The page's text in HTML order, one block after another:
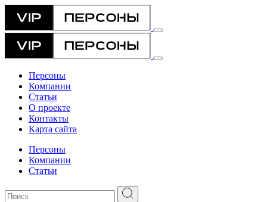
Персоны
Компании
Статьи
О проекте
Контакты
Карта сайта
Персоны
Компании
Статьи